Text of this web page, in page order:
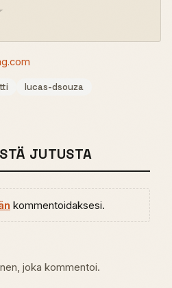
lucas-dsouza
JUTUSTA
kommentoidaksesi.
joka kommentoi.